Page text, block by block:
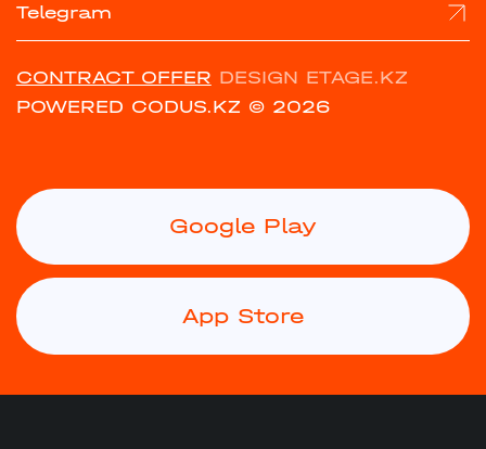
Telegram
CONTRACT OFFER DESIGN ETAGE.KZ
POWERED CODUS.KZ © 2026
Google Play
App Store